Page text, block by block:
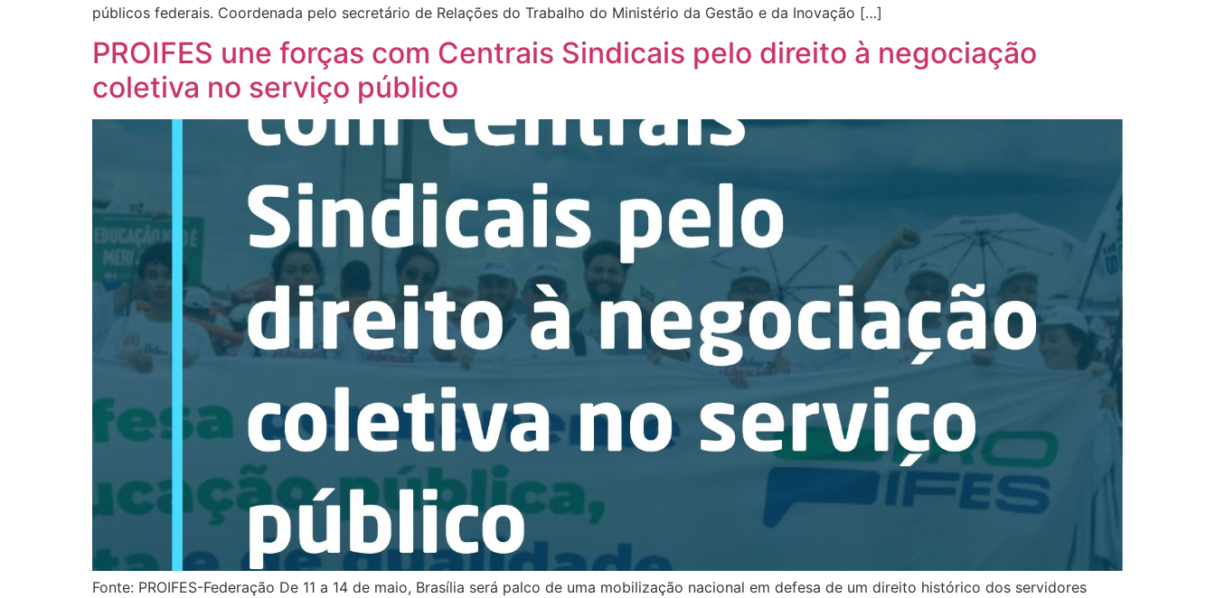
públicos federais. Coordenada pelo secretário de Relações do Trabalho do Ministério da Gestão e da Inovação […]
PROIFES une forças com Centrais Sindicais pelo direito à negociação
coletiva no serviço público
Fonte: PROIFES-Federação De 11 a 14 de maio, Brasília será palco de uma mobilização nacional em defesa de um direito histórico dos servidores